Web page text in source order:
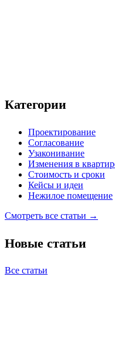
Категории
Проектирование
Согласование
Узаконивание
Изменения в
Стоимость и сроки
Кейсы и идеи
Нежилое помещение
Смотреть все статьи →
Новые статьи
Все статьи